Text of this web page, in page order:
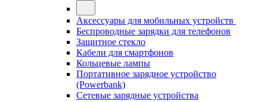
Аксессуары для мобильных устройств
Беспроводные зарядки для телефонов
Защитное стекло
Кабели для смартфонов
Кольцевые лампы
Портативное зарядное устройство
(Powerbank)
Сетевые зарядные устройства